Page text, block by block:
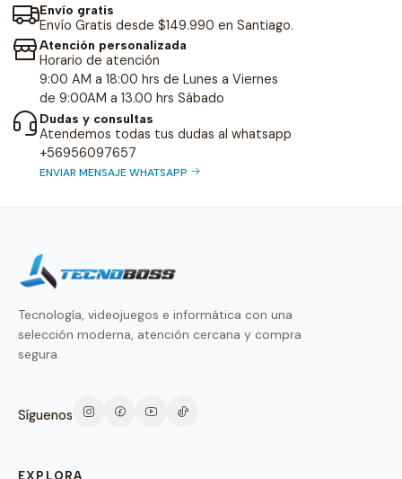
Envío gratis
Envío Gratis desde $149.990 en Santiago.
Atención personalizada
Horario de atención
9:00 AM a 18:00 hrs de Lunes a Viernes
de 9:00AM a 13.00 hrs Sábado
Dudas y consultas
Atendemos todas tus dudas al whatsapp
+56956097657
ENVIAR MENSAJE WHATSAPP
Tecnología, videojuegos e informática con una
selección moderna, atención cercana y compra
segura.
Síguenos
EXPLORA